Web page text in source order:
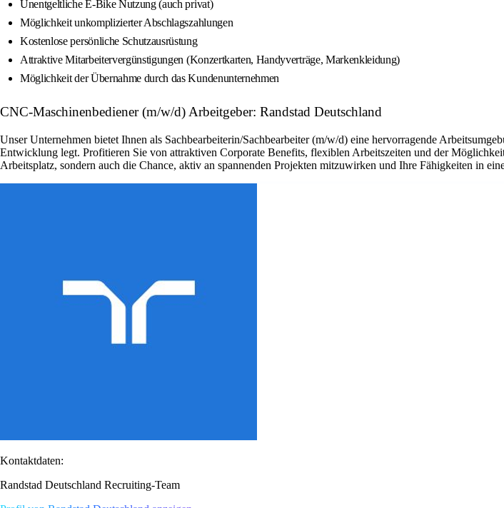
Unentgeltliche E-Bike Nutzung (auch privat)
Möglichkeit unkomplizierter Abschlagszahlungen
Kostenlose persönliche Schutzausrüstung
Attraktive Mitarbeitervergünstigungen (Konzertkarten, Handyverträge, Markenkleidung)
Möglichkeit der Übernahme durch das Kundenunternehmen
CNC-Maschinenbediener (m/w/d) Arbeitgeber: Randstad Deutschland
Unser Unternehmen bietet Ihnen als Sachbearbeiterin/Sachbearbeiter (m/w/d) eine hervorragende
Entwicklung legt. Profitieren Sie von attraktiven Corporate Benefits, flexiblen Arbeitszeiten und der
Arbeitsplatz, sondern auch die Chance, aktiv an spannenden Projekten mitzuwirken und Ihre Fähigkeiten in
Kontaktdaten:
Randstad Deutschland Recruiting-Team